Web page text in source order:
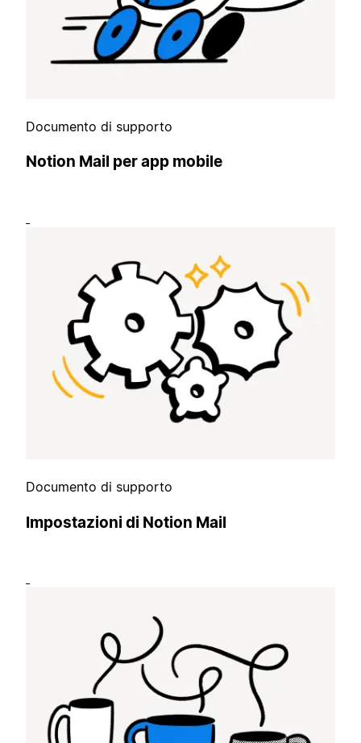
Documento di supporto
Notion Mail per app mobile
Documento di supporto
Impostazioni di Notion Mail